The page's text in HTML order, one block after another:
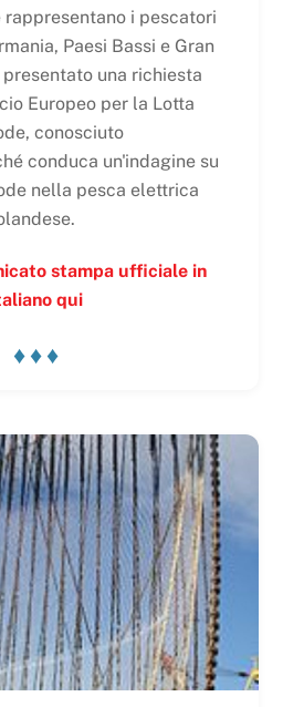
i pescatori
Paesi Bassi e Gran
una richiesta
Europeo per la Lotta
conosciuto
conduca un'indagine su
nella pesca elettrica
stampa ufficiale in
qui
♦ ♦ ♦